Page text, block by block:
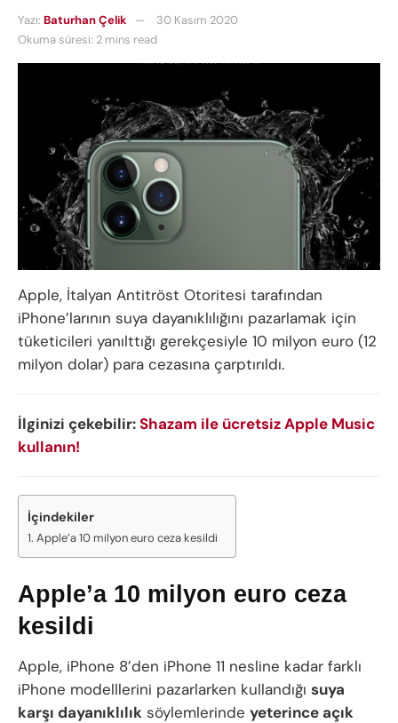
Yazı: Baturhan Çelik
30 Kasım 2020
Okuma süresi: 2 mins read
Apple, İtalyan Antitröst Otoritesi tarafından
iPhone’larının suya dayanıklılığını pazarlamak için
tüketicileri yanılttığı gerekçesiyle 10 milyon euro (12
milyon dolar) para cezasına çarptırıldı.
İlginizi çekebilir:Shazam ile ücretsiz Apple Music
kullanın!
İçindekiler
Apple’a 10 milyon euro ceza kesildi
Apple’a 10 milyon euro ceza
kesildi
Apple, iPhone 8’den iPhone 11 nesline kadar farklı
iPhone modelllerini pazarlarken kullandığı suya
karşı dayanıklılık söylemlerinde yeterince açık